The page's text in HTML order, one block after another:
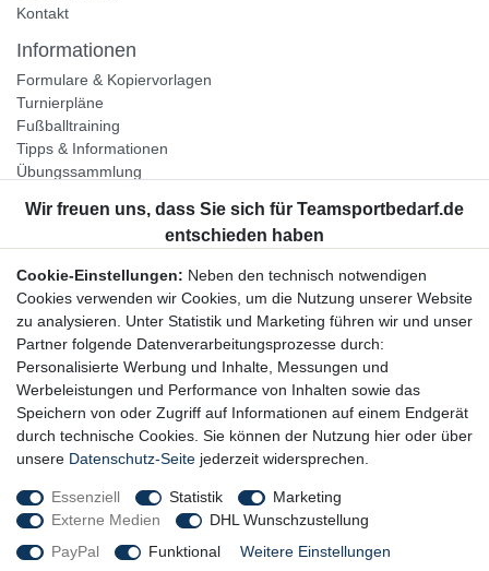
Kontakt
Informationen
Formulare & Kopiervorlagen
Turnierpläne
Fußballtraining
Tipps & Informationen
Übungssammlung
Unternehmen
Widerrufsrecht
Bestellung widerrufen
Datenschutzerklärung
AGB
Impressum
Newsletter
Newsletter-Anmeldung
Cookie-Einstellungen: Neben den technisch notwendigen
Cookies verwenden wir Cookies, um die Nutzung unserer Website
zu analysieren. Unter Statistik und Marketing führen wir und unser
Partner folgende Datenverarbeitungsprozesse durch:
Personalisierte Werbung und Inhalte, Messungen und
Werbeleistungen und Performance von Inhalten sowie das
Speichern von oder Zugriff auf Informationen auf einem Endgerät
durch technische Cookies. Sie können der Nutzung hier oder über
unsere Datenschutz-Seite jederzeit widersprechen.
Essenziell Statistik
Marketing
Externe Medien
DHL Wunschzustellung
PayPal
Funktional Weitere Einstellungen